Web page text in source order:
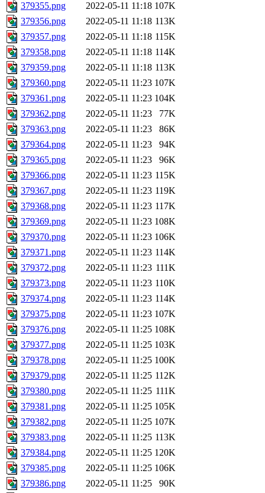
379355.png 2022-05-11 11:18 107K
379356.png
2022-05-11 11:18 113K
379357.png
2022-05-11 11:18 115K
379358.png
2022-05-11 11:18 114K
379359.png
2022-05-11 11:18 113K
379360.png
2022-05-11 11:23 107K
379361.png
2022-05-11 11:23 104K
379362.png
2022-05-11 11:23
77K
379363.png
2022-05-11 11:23
86K
379364.png
2022-05-11 11:23
94K
379365.png
2022-05-11 11:23
96K
379366.png
2022-05-11 11:23 115K
379367.png
2022-05-11 11:23 119K
379368.png
2022-05-11 11:23 117K
379369.png
2022-05-11 11:23 108K
379370.png
2022-05-11 11:23 106K
379371.png
2022-05-11 11:23 114K
379372.png
2022-05-11 11:23 111K
379373.png
2022-05-11 11:23 110K
379374.png
2022-05-11 11:23 114K
379375.png
2022-05-11 11:23 107K
379376.png
2022-05-11 11:25 108K
379377.png
2022-05-11 11:25 103K
379378.png
2022-05-11 11:25 100K
379379.png
2022-05-11 11:25 112K
379380.png
2022-05-11 11:25 111K
379381.png
2022-05-11 11:25 105K
379382.png
2022-05-11 11:25 107K
379383.png
2022-05-11 11:25 113K
379384.png
2022-05-11 11:25 120K
379385.png
2022-05-11 11:25 106K
379386.png
2022-05-11 11:25
90K